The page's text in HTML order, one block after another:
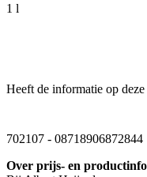
1 l
Heeft de informatie op
702107 - 08718906872844
Over prijs- en